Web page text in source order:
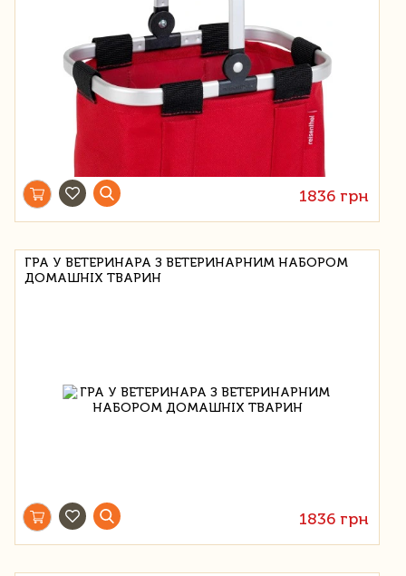
1836 грн
ГРА У ВЕТЕРИНАРА З ВЕТЕРИНАРНИМ НАБОРОМ
ДОМАШНІХ ТВАРИН
1836 грн